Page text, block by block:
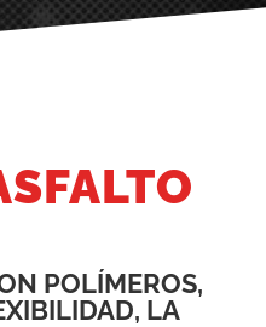
POLÍMEROS,
LA